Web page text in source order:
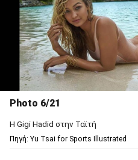
Photo 6/21
Η Gigi Hadid στην Ταϊτή
Πηγή: Υu Tsai for Sports Illustrated